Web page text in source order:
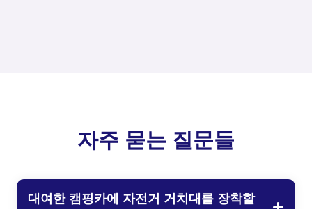
자주 묻는 질문들
대여한 캠핑카에 자전거 거치대를 장착할